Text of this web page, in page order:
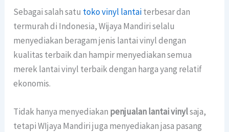
Sebagai salah satu toko vinyl lantaiterbesar dan
termurah di Indonesia, Wijaya Mandiri selalu
menyediakan beragam jenis lantai vinyl dengan
kualitas terbaik dan hampir menyediakan semua
merek lantai vinyl terbaik dengan harga yang relatif
ekonomis.
Tidak hanya menyediakan penjualan lantai vinylsaja,
tetapi WIjaya Mandiri juga menyediakan jasa pasang